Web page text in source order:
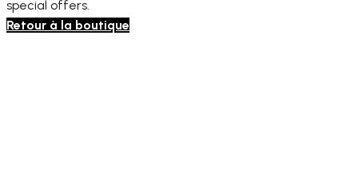
special offers.
Retour à la boutique